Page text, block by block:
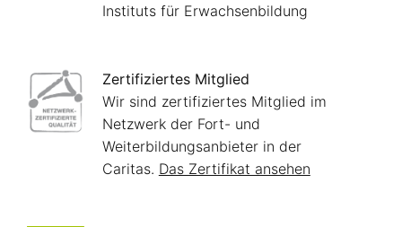
Instituts für Erwachsenbildung
Zertifiziertes Mitglied
Wir sind zertifiziertes Mitglied im
Netzwerk der Fort- und
Weiterbildungsanbieter in der
Caritas. Das Zertifikat ansehen